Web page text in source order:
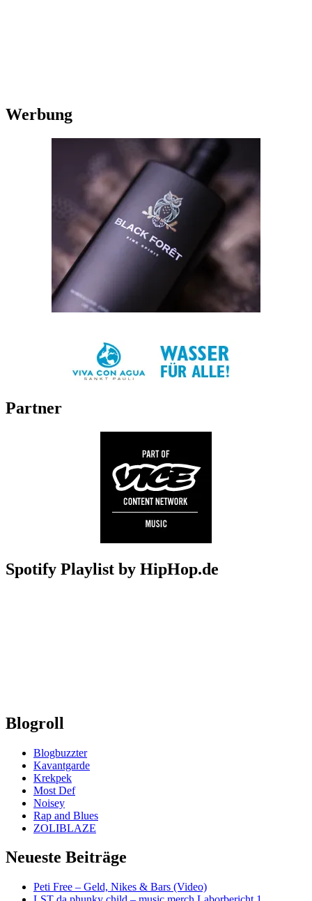
Werbung
Partner
Spotify Playlist by HipHop.de
Blogroll
Blogbuzzter
Kavantgarde
Krekpek
Most Def
Noisey
Rap and Blues
ZOLIBLAZE
Neueste Beiträge
Peti Free – Geld, Nikes & Bars (Video)